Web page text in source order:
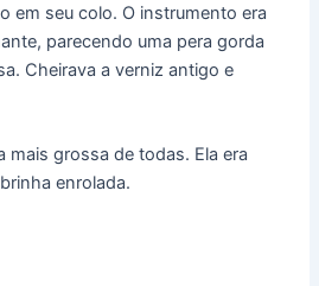
em seu colo. O instrumento era
parecendo uma pera gorda
Cheirava a verniz antigo e
mais grossa de todas. Ela era
enrolada.